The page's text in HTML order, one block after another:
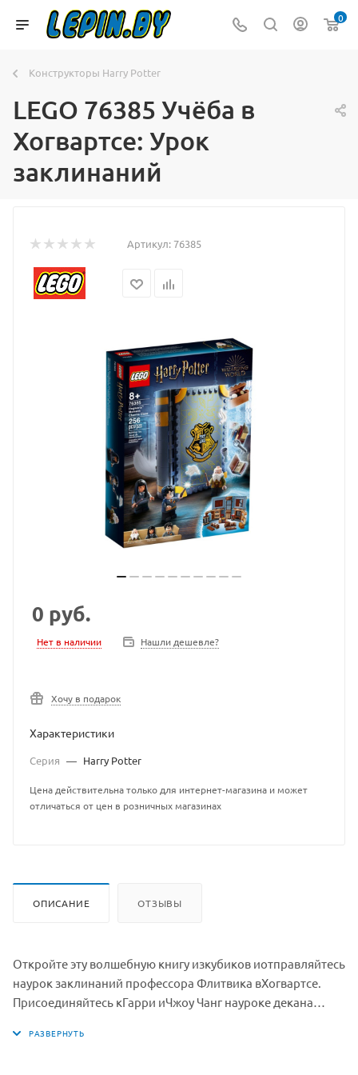
0
Конструкторы Harry Potter
LEGO 76385 Учёба в
Хогвартсе: Урок
заклинаний
Артикул: 76385
0 руб.
Нет в наличии Нашли дешевле?
Хочу в подарок
Характеристики
Серия — Harry Potter
Цена действительна только для интернет-магазина и может
отличаться от цен в розничных магазинах
ОПИСАНИЕ ОТЗЫВЫ
Откройте эту волшебную книгу изкубиков иотправляйтесь
наурок заклинаний профессора Флитвика вХогвартсе.
Присоединяйтесь кГарри иЧжоу Чанг науроке декана
лучше видно. Берите книгу заклинаний ииспользуйте